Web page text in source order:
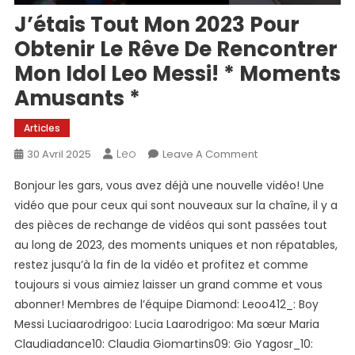
J’étais Tout Mon 2023 Pour
Obtenir Le Rêve De Rencontrer
Mon Idol Leo Messi! * Moments
Amusants *
Articles
30 Avril 2025 Leo Leave A CommentOn
Tout
Mon
2023
Pour
Obtenir
Le
Rêve
Rencontrer
Bonjour les gars, vous avez déjà une nouvelle vidéo! Une
vidéo que pour ceux qui sont nouveaux sur la chaîne, il y a
des pièces de rechange de vidéos qui sont passées tout
au long de 2023, des moments uniques et non répatables,
restez jusqu’à la fin de la vidéo et profitez et comme
toujours si vous aimiez laisser un grand comme et vous
abonner! Membres de l’équipe Diamond: Leoo412_: Boy
Messi Luciaarodrigoo: Lucia Laarodrigoo: Ma sœur Maria
Claudiadance10: Claudia Giomartins09: Gio Yagosr_10: